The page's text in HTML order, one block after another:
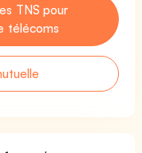
TNS pour
télécoms